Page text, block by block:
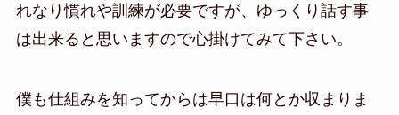
れなり慣れや訓練が必要ですが、ゆっくり話す事
は出来ると思いますので心掛けてみて下さい。
僕も仕組みを知ってからは早口は何とか収まりま